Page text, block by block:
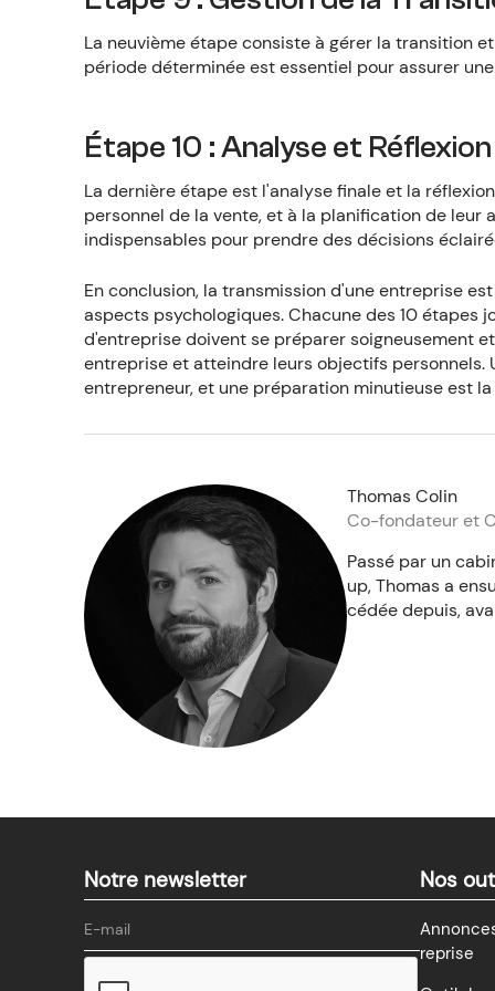
La neuvième étape consiste à gérer la transition
période déterminée est essentiel pour assurer
Étape 10 : Analyse et
La dernière étape est l'analyse finale et la
personnel de la vente, et à la planification de leur
indispensables pour prendre des décisions
En conclusion, la transmission d'une entreprise
aspects psychologiques. Chacune des 10 étapes
d'entreprise doivent se préparer soigneusement
entreprise et atteindre leurs objectifs personnels.
entrepreneur, et une préparation minutieuse est
Thomas Colin
Co-fondateur et
Passé par un
up, Thomas a
cédée depuis,
Notre newsletter Nos
reprise